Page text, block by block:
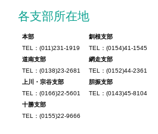
各支部所在地
本部
TEL：(011)231-1919
道南支部
TEL：(0138)23-2681
上川・宗谷支部
TEL：(0166)22-5601
十勝支部
TEL：(0155)22-9666
釧根支部
TEL：(0154)41-1545
網走支部
TEL：(0152)44-2361
胆振支部
TEL：(0143)45-8104